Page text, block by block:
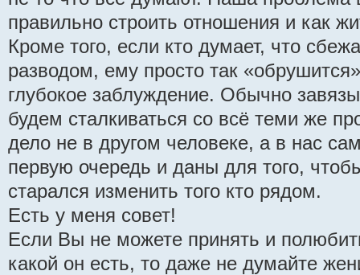
правильно строить отношения и как
Кроме того, если кто думает, что
разводом, ему просто так
глубокое заблуждение. Обычно
будем сталкиваться со всё теми же
дело не в другом человеке, а в нас
первую очередь и даны для того,
старался изменить того кто рядом.
Есть у меня совет!
Если Вы не можете принять и
какой он есть, то даже не думайте